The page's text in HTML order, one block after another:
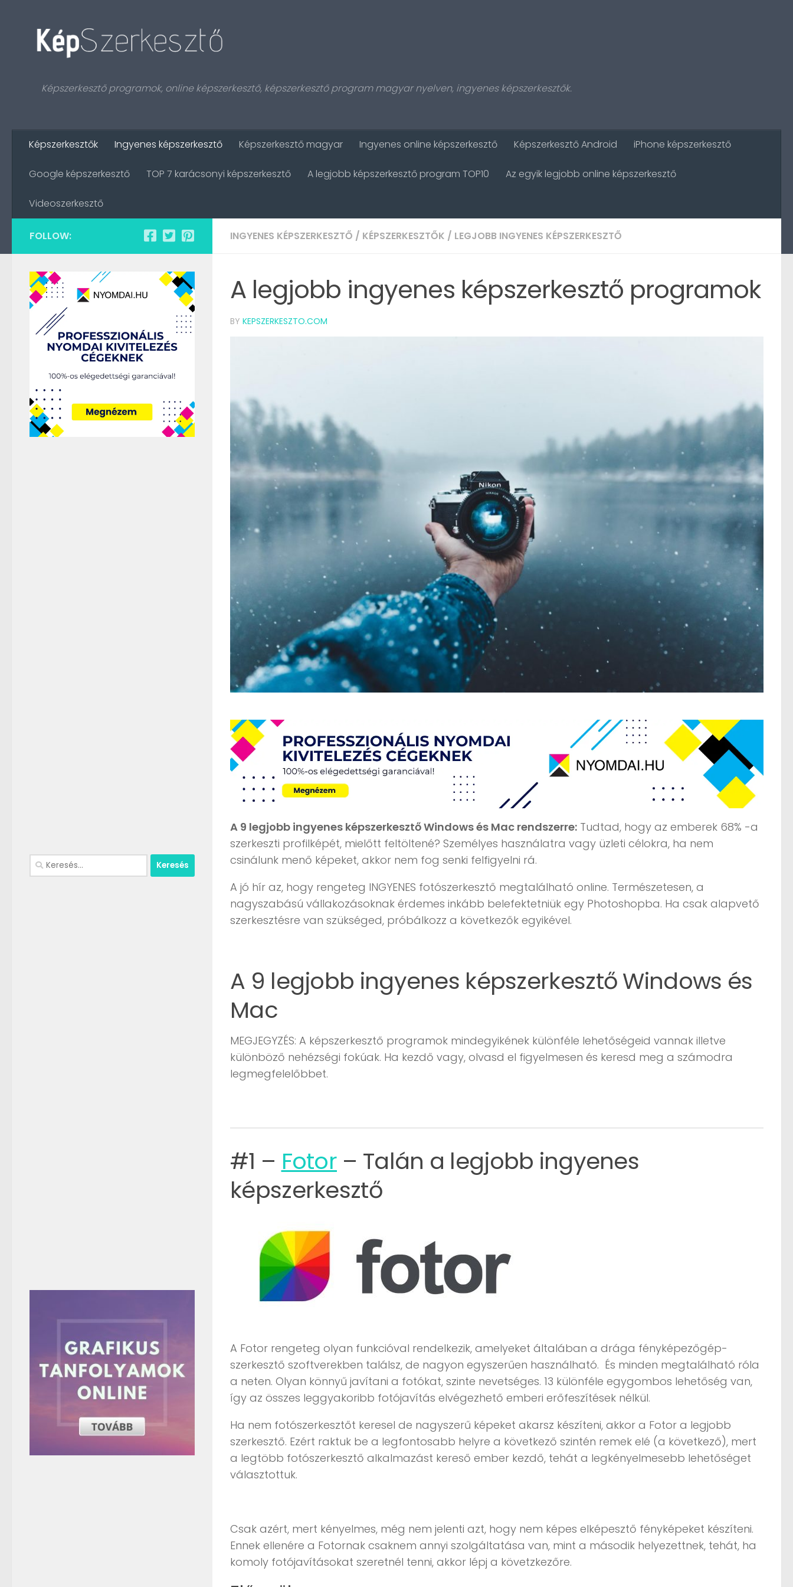
Képszerkesztő programok, online képszerkesztő, képszerkesztő program magyar nyelven, ingyenes képszerkesztők.
Képszerkesztők Ingyenes képszerkesztő Képszerkesztő magyar Ingyenes online képszerkesztő Képszerkesztő Android iPhone képszerkesztő
Google képszerkesztő TOP 7 karácsonyi képszerkesztő A legjobb képszerkesztő program TOP10 Az egyik legjobb online képszerkesztő
Videoszerkesztő
INGYENES KÉPSZERKESZTŐ / KÉPSZERKESZTŐK / LEGJOBB INGYENES KÉPSZERKESZTŐ
A legjobb ingyenes képszerkesztő programok
BY KEPSZERKESZTO.COM
A 9 legjobb ingyenes képszerkesztő Windows és Mac rendszerre: Tudtad, hogy az emberek 68% -a
szerkeszti profilképét, mielőtt feltöltené? Személyes használatra vagy üzleti célokra, ha nem
csinálunk menő képeket, akkor nem fog senki felfigyelni rá.
A jó hír az, hogy rengeteg INGYENES fotószerkesztő megtalálható online. Természetesen, a
nagyszabású vállakozásoknak érdemes inkább belefektetniük egy Photoshopba. Ha csak alapvető
szerkesztésre van szükséged, próbálkozz a következők egyikével.
A 9 legjobb ingyenes képszerkesztő Windows és
Mac
MEGJEGYZÉS: A képszerkesztő programok mindegyikének különféle lehetőségeid vannak illetve
különböző nehézségi fokúak. Ha kezdő vagy, olvasd el figyelmesen és keresd meg a számodra
legmegfelelőbbet.
#1 – Fotor – Talán a legjobb ingyenes
képszerkesztő
A Fotor rengeteg olyan funkcióval rendelkezik, amelyeket általában a drága fényképezőgép-
szerkesztő szoftverekben találsz, de nagyon egyszerűen használható. És minden megtalálható róla
a neten. Olyan könnyű javítani a fotókat, szinte nevetséges. 13 különféle egygombos lehetőség van,
így az összes leggyakoribb fotójavítás elvégezhető emberi erőfeszítések nélkül.
Ha nem fotószerkesztőt keresel de nagyszerű képeket akarsz készíteni, akkor a Fotor a legjobb
szerkesztő. Ezért raktuk be a legfontosabb helyre a következő szintén remek elé (a következő), mert
a legtöbb fotószerkesztő alkalmazást kereső ember kezdő, tehát a legkényelmesebb lehetőséget
választottuk.
Csak azért, mert kényelmes, még nem jelenti azt, hogy nem képes elképesztő fényképeket készíteni.
Ennek ellenére a Fotornak csaknem annyi szolgáltatása van, mint a második helyezettnek, tehát, ha
komoly fotójavításokat szeretnél tenni, akkor lépj a követzkezőre.
FOLLOW:
Keresés: